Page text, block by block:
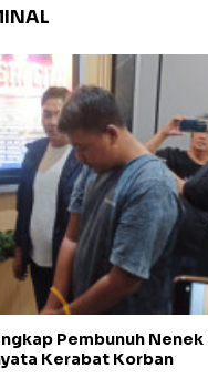
Pembunuh Nenek
Kerabat Korban